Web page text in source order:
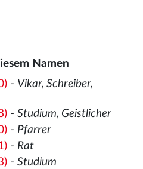
Namen
- Vikar, Schreiber,
- Studium, Geistlicher
- Pfarrer
- Rat
- Studium